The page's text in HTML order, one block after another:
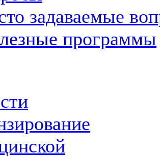
задаваемые
программы